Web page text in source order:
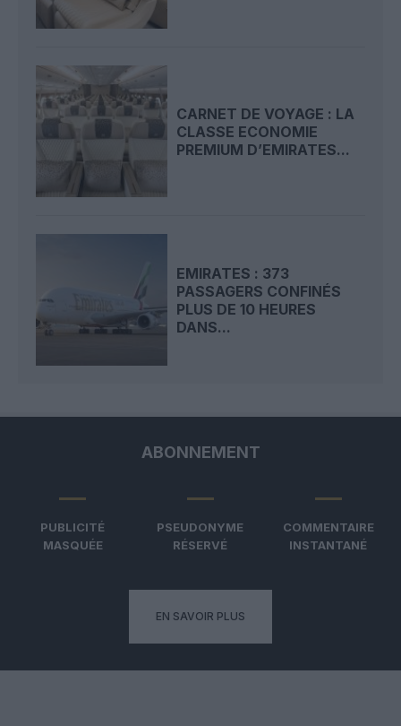
CARNET DE VOYAGE : LA
CLASSE ECONOMIE
PREMIUM D’EMIRATES...
EMIRATES : 373
PASSAGERS CONFINÉS
PLUS DE 10 HEURES
DANS...
ABONNEMENT
PUBLICITÉ
MASQUÉE
PSEUDONYME
RÉSERVÉ
COMMENTAIRE
INSTANTANÉ
EN SAVOIR PLUS